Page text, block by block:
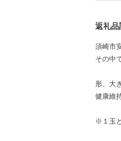
返礼品
須崎市
その中
形、大
健康維
※１玉